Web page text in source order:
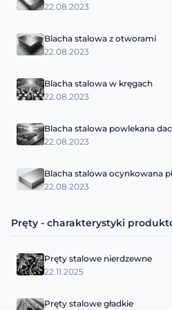
22.08.2023
Blacha stalowa z otworami
22.08.2023
Blacha stalowa w kręgach
22.08.2023
Blacha stalowa powlekana
22.08.2023
Blacha stalowa ocynkowana
22.08.2023
Pręty - charakterystyki
Pręty stalowe nierdzewne
22.11.2025
Pręty stalowe gładkie